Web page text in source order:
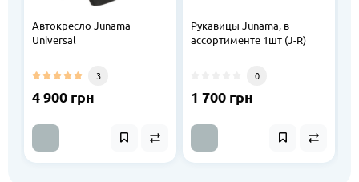
Автокресло Junama
Universal
3
4 900 грн
Рукавицы Junama, в
ассортименте 1шт (J-R)
0
1 700 грн